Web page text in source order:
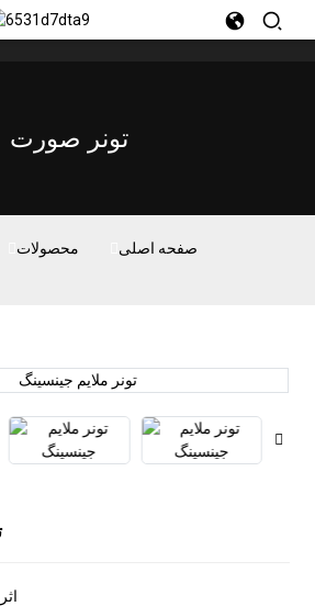
تونر صورت
صفحه اصلی محصولات
1-